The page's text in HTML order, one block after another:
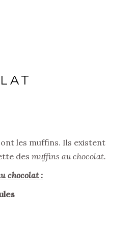
les muffins. Ils existent
des muffins au chocolat.
chocolat :